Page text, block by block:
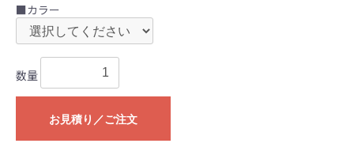
■カラー
数量
お見積り／ご注文